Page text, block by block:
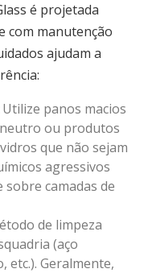
é projetada
com manutenção
ajudam a
Utilize panos macios
ou produtos
que não sejam
agressivos
camadas de
de limpeza
(aço
etc.). Geralmente,